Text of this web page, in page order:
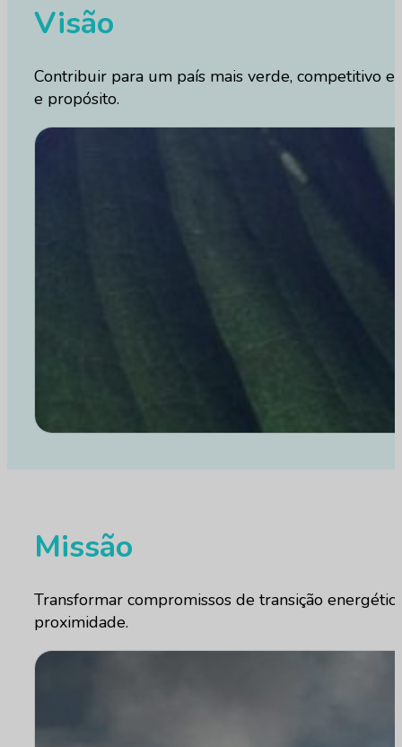
Visão
Contribuir para um país mais verde, competitivo
e propósito.
Missão
Transformar compromissos de transição
proximidade.